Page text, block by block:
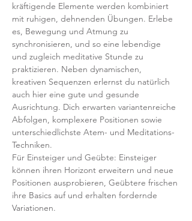
kräftigende Elemente werden kombiniert
mit ruhigen, dehnenden Übungen. Erlebe
es, Bewegung und Atmung zu
synchronisieren, und so eine lebendige
und zugleich meditative Stunde zu
praktizieren. Neben dynamischen,
kreativen Sequenzen erlernst du natürlich
auch hier eine gute und gesunde
Ausrichtung. Dich erwarten variantenreiche
Abfolgen, komplexere Positionen sowie
unterschiedlichste Atem- und Meditations-
Techniken.
Für Einsteiger und Geübte: Einsteiger
können ihren Horizont erweitern und neue
Positionen ausprobieren, Geübtere frischen
ihre Basics auf und erhalten fordernde
Variationen.